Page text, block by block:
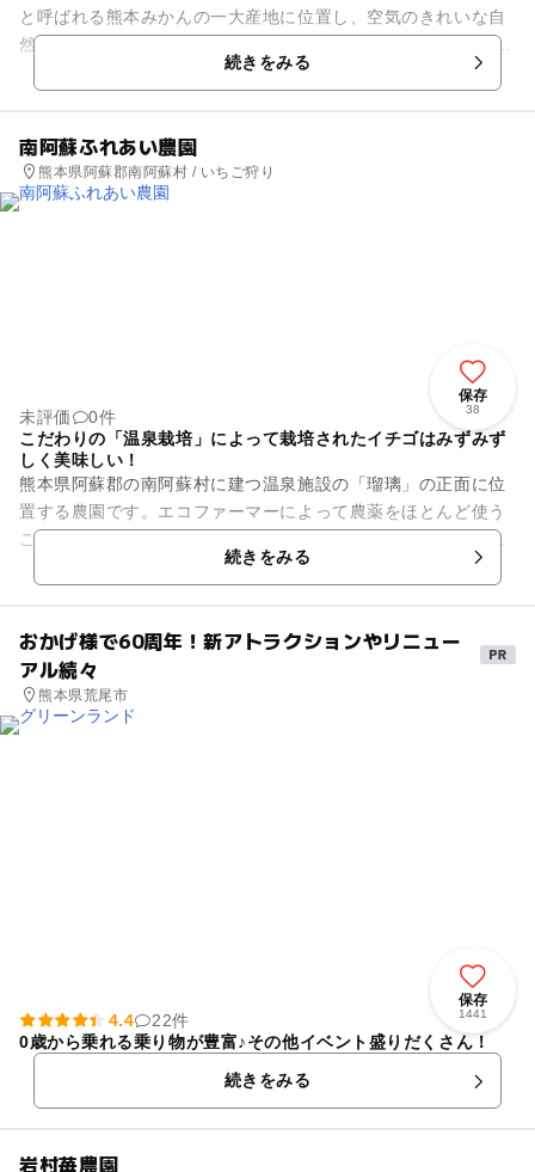
と呼ばれる熊本みかんの一大産地に位置し、空気のきれいな自
然に囲まれたエリアです。 広大なみかん畑に囲まれる静かで見
続きをみる
南阿蘇ふれあい農園
熊本県阿蘇郡南阿蘇村 / いちご狩り
保存
38
未評価
0件
こだわりの「温泉栽培」によって栽培されたイチゴはみずみず
しく美味しい！
熊本県阿蘇郡の南阿蘇村に建つ温泉施設の「瑠璃」の正面に位
置する農園です。エコファーマーによって農薬をほとんど使う
ことなく、「ゆうべに」、「恋みのり」、「紅ほっぺ」、「ひ
のしずく」、「かおり野」な...続きをみる
おかげ様で60周年！新アトラクションやリニュー
アル続々
熊本県荒尾市
保存
1441
4.4
22件
0歳から乗れる乗り物が豊富♪その他イベント盛りだくさん！
続きをみる
岩村苺農園